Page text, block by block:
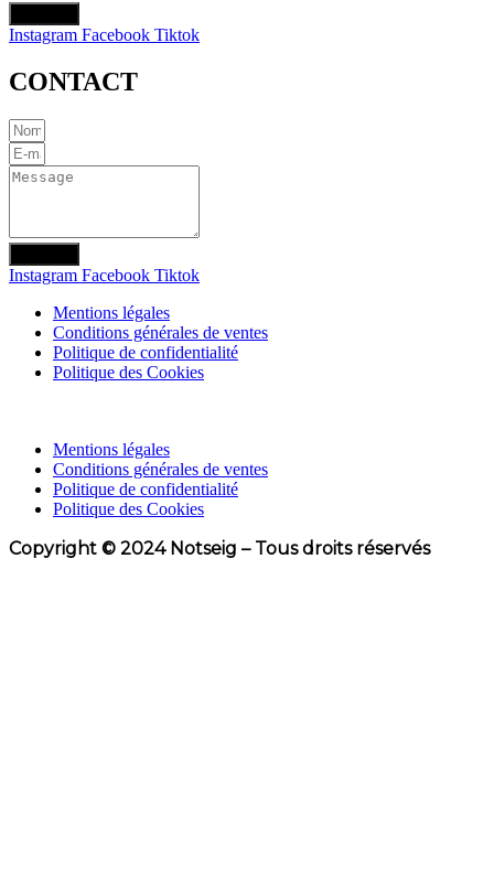
Instagram Facebook Tiktok
CONTACT
Instagram Facebook Tiktok
Mentions légales
Conditions générales de ventes
Politique de confidentialité
Politique des Cookies
Mentions légales
Conditions générales de ventes
Politique de confidentialité
Politique des Cookies
Copyright © 2024 Notseig – Tous droits réservés